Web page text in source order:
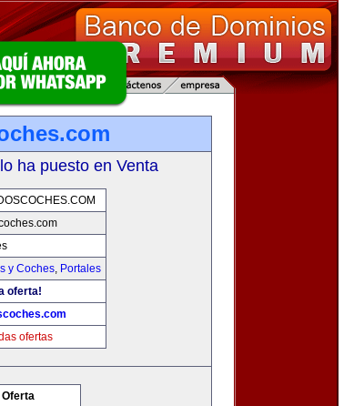
ha puesto en Venta
y Coches, Portales
oferta!
ofertas
Oferta